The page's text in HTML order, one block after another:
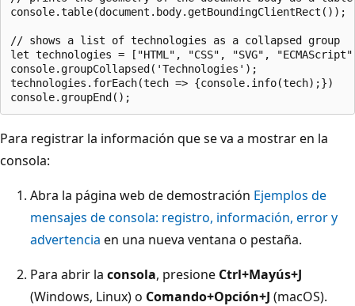
console.table(document.body.getBoundingClientRect());
// shows a list of technologies as a collapsed group
let technologies = ["HTML", "CSS", "SVG",
console.groupCollapsed('Technologies');
technologies.forEach(tech => {console.info(tech);})
Para registrar la información que se va a mostrar en la
consola:
Abra la página web de demostración Ejemplos de
mensajes de consola: registro, información, error y
advertencia en una nueva ventana o pestaña.
Para abrir la consola, presione Ctrl+Mayús+J
(Windows, Linux) o Comando+Opción+J (macOS).